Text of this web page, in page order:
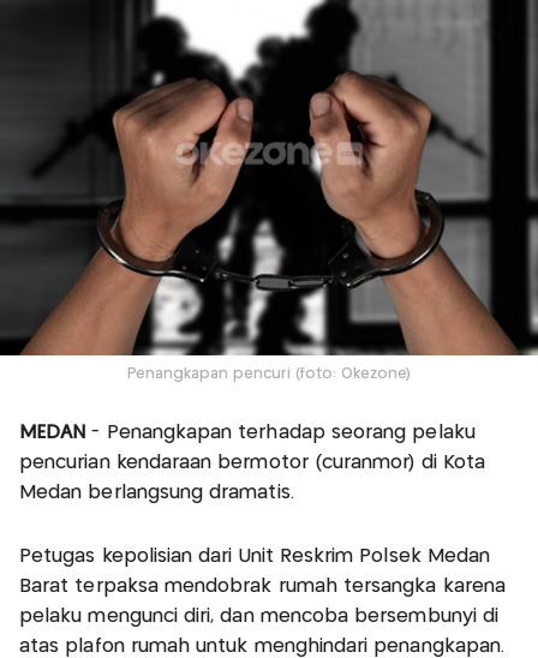
Penangkapan pencuri (foto: Okezone)
MEDAN- Penangkapan terhadap seorang pelaku
pencurian kendaraan bermotor (curanmor) di Kota
Medan berlangsung dramatis.
Petugas kepolisian dari Unit Reskrim Polsek Medan
Barat terpaksa mendobrak rumah tersangka karena
pelaku mengunci diri, dan mencoba bersembunyi di
atas plafon rumah untuk menghindari penangkapan.